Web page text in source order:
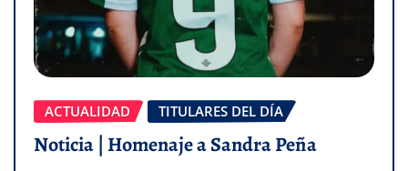
ACTUALIDAD TITULARES DEL DÍA
Noticia | Homenaje a Sandra Peña